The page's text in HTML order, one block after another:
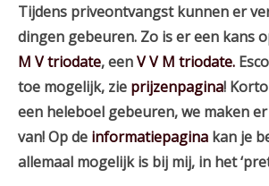
Tijdens priveontvangst kunnen er
dingen gebeuren. Zo is er een kans
M V triodate, eenV V M triodate.
toe mogelijk, zie prijzenpagina!
een heleboel gebeuren, we maken
van! Op de informatiepagina kan je
allemaal mogelijk is bij mij, in het